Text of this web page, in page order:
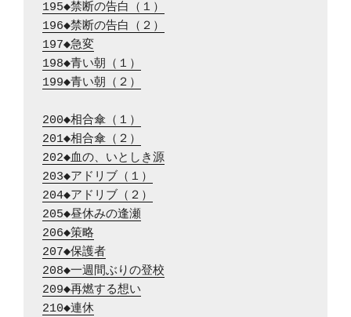
195◆禁断の告白（１）
196◆禁断の告白（２）
197◆急変
198◆青い朝（１）
199◆青い朝（２）
200◆相合傘（１）
201◆相合傘（２）
202◆血の、いとしき源
203◆アドリブ（１）
204◆アドリブ（２）
205◆昼休みの逢瀬
206◆策略
207◆保護者
208◆一週間ぶりの登校
209◆再燃する想い
210◆連休